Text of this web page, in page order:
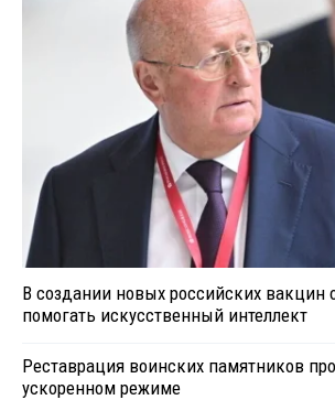
В создании новых российских вакцин
помогать искусственный интеллект
Реставрация воинских памятников
ускоренном режиме